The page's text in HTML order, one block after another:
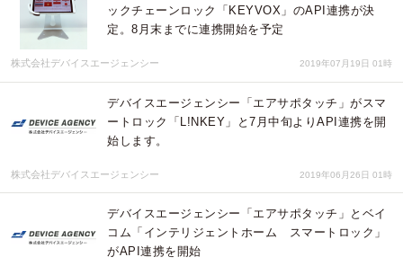
ックチェーンロック「KEYVOX」のAPI連携が決
定。8月末までに連携開始を予定
株式会社デバイスエージェンシー 2019年07月19日 01時
デバイスエージェンシー「エアサポタッチ」がスマ
ートロック「L!NKEY」と7月中旬よりAPI連携を開
始します。
株式会社デバイスエージェンシー 2019年06月26日 01時
デバイスエージェンシー「エアサポタッチ」とベイ
コム「インテリジェントホーム スマートロック」
がAPI連携を開始